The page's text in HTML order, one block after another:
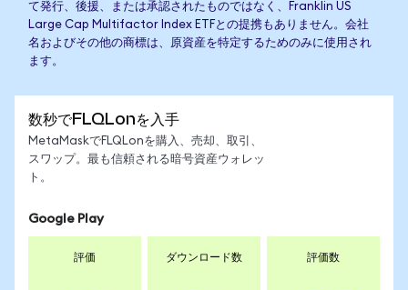
て発行、後援、または承認されたものではなく、Franklin US
Large Cap Multifactor Index ETFとの提携もありません。会社
名およびその他の商標は、原資産を特定するためのみに使用され
ます。
数秒でFLQLonを入手
MetaMaskでFLQLonを購入、売却、取引、
スワップ。最も信頼される暗号資産ウォレッ
ト。
Google Play
評価 ダウンロード数 評価数